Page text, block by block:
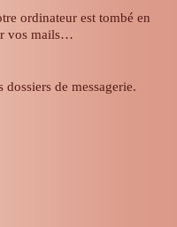
ordinateur est tombé en
vos mails…
de messagerie.